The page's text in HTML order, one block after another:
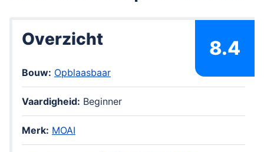
Overzicht
Bouw: Opblaasbaar
Vaardigheid: Beginner
Merk: MOAI
8.4